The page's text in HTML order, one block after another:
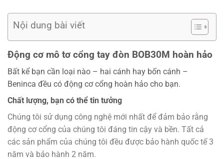
Nội dung bài viết
Động cơ mô tơ cổng tay đòn BOB30M hoàn hảo
Bất kể bạn cần loại nào – hai cánh hay bốn cánh –
Beninca đều có động cơ cổng hoàn hảo cho bạn.
Chất lượng, bạn có thể tin tưởng
Chúng tôi sử dụng công nghệ mới nhất để đảm bảo rằng
động cơ cổng của chúng tôi đáng tin cậy và bền. Tất cả
các sản phẩm của chúng tôi đều được bảo hành quốc tế 3
năm và bảo hành 2 năm.